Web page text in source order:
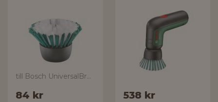
till Bosch UniversalBrush
84 kr 538 kr